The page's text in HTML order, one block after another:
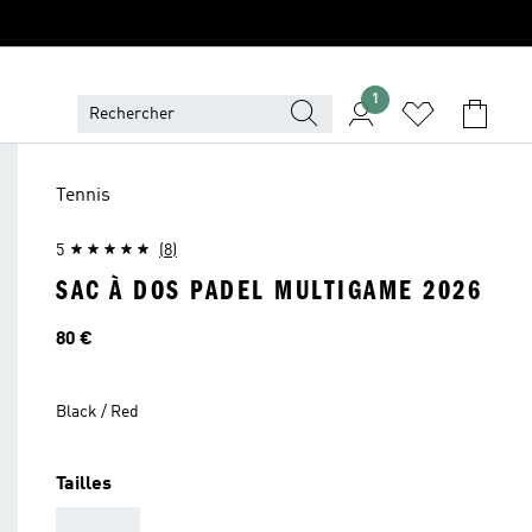
1
Tennis
5 (8)
SAC À DOS PADEL MULTIGAME 2026
Prix
80 €
Black / Red
Tailles